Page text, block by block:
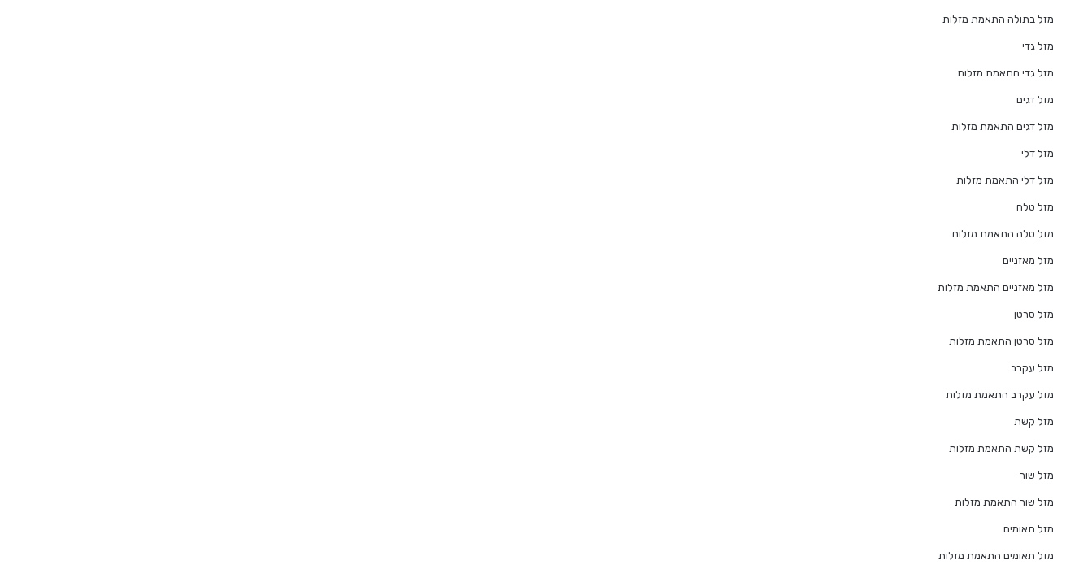
מזל בתולה התאמת מזלות
מזל גדי
מזל גדי התאמת מזלות
מזל דגים
מזל דגים התאמת מזלות
מזל דלי
מזל דלי התאמת מזלות
מזל טלה
מזל טלה התאמת מזלות
מזל מאזניים
מזל מאזניים התאמת מזלות
מזל סרטן
מזל סרטן התאמת מזלות
מזל עקרב
מזל עקרב התאמת מזלות
מזל קשת
מזל קשת התאמת מזלות
מזל שור
מזל שור התאמת מזלות
מזל תאומים
מזל תאומים התאמת מזלות